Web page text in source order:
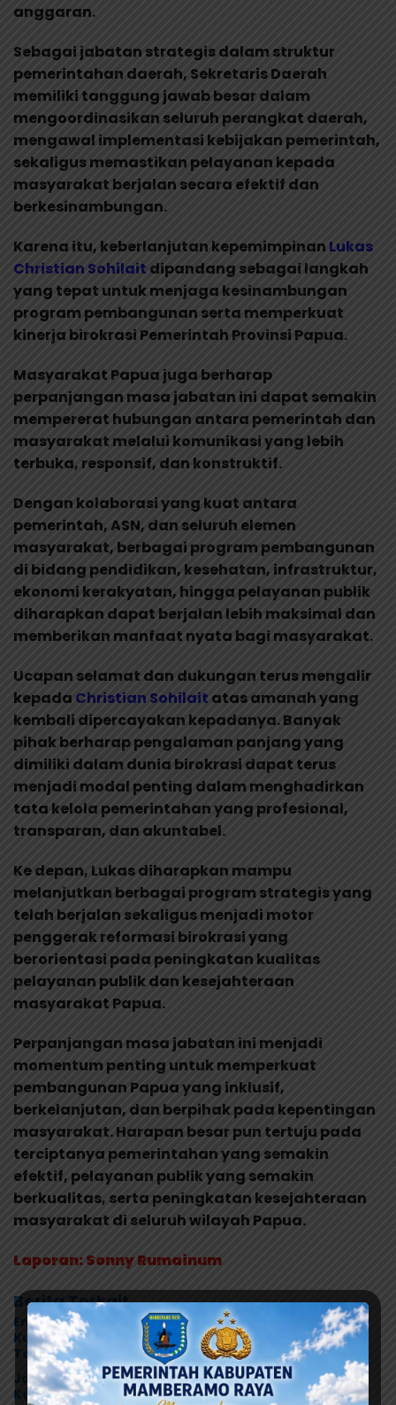
anggaran.
Sebagai jabatan strategis dalam struktur
pemerintahan daerah, Sekretaris Daerah
memiliki tanggung jawab besar dalam
mengoordinasikan seluruh perangkat daerah,
mengawal implementasi kebijakan pemerintah,
sekaligus memastikan pelayanan kepada
masyarakat berjalan secara efektif dan
berkesinambungan.
Karena itu, keberlanjutan kepemimpinan Lukas
Christian Sohilait dipandang sebagai langkah
yang tepat untuk menjaga kesinambungan
program pembangunan serta memperkuat
kinerja birokrasi Pemerintah Provinsi Papua.
Masyarakat Papua juga berharap
perpanjangan masa jabatan ini dapat semakin
mempererat hubungan antara pemerintah dan
masyarakat melalui komunikasi yang lebih
terbuka, responsif, dan konstruktif.
Dengan kolaborasi yang kuat antara
pemerintah, ASN, dan seluruh elemen
masyarakat, berbagai program pembangunan
di bidang pendidikan, kesehatan, infrastruktur,
ekonomi kerakyatan, hingga pelayanan publik
diharapkan dapat berjalan lebih maksimal dan
memberikan manfaat nyata bagi masyarakat.
Ucapan selamat dan dukungan terus mengalir
kepada Christian Sohilait atas amanah yang
kembali dipercayakan kepadanya. Banyak
pihak berharap pengalaman panjang yang
dimiliki dalam dunia birokrasi dapat terus
menjadi modal penting dalam menghadirkan
tata kelola pemerintahan yang profesional,
transparan, dan akuntabel.
Ke depan, Lukas diharapkan mampu
melanjutkan berbagai program strategis yang
telah berjalan sekaligus menjadi motor
penggerak reformasi birokrasi yang
berorientasi pada peningkatan kualitas
pelayanan publik dan kesejahteraan
masyarakat Papua.
Perpanjangan masa jabatan ini menjadi
momentum penting untuk memperkuat
pembangunan Papua yang inklusif,
berkelanjutan, dan berpihak pada kepentingan
masyarakat. Harapan besar pun tertuju pada
terciptanya pemerintahan yang semakin
efektif, pelayanan publik yang semakin
berkualitas, serta peningkatan kesejahteraan
masyarakat di seluruh wilayah Papua.
Laporan: Sonny Rumainum
Berita Terkait
Enam Tahun Sertifikat Tak Kunjung Diserahkan,
Kuasa Hukum Satriyani Siap Laporkan Dugaan Mafia
Tanah ke Polda Papua
Jangan Asal Simpulkan! Tunggu Hasil Lab Dugaan
Keracunan MBG